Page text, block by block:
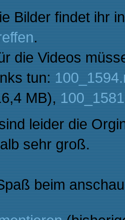
Bilder findet ihr
.
die Videos
tun:
MB),
leider die
sehr groß.
beim